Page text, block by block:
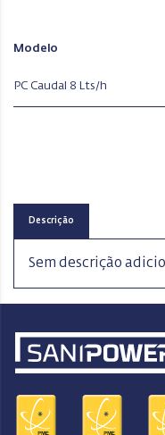
Modelo
PC Caudal 8 Lts/h
Descrição
Sem descrição